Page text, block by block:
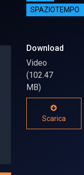
SPAZIOTEMPO
Download
Video
(102.47
MB)
Scarica